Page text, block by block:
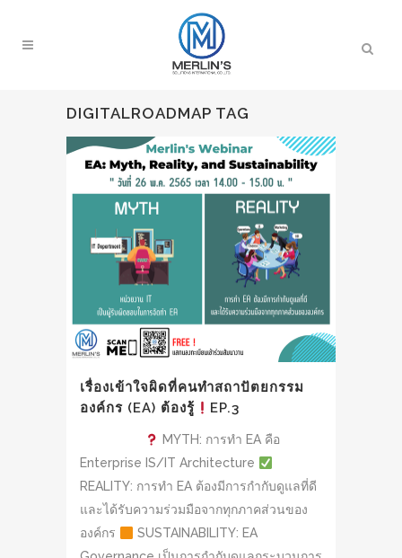
DIGITALROADMAP TAG
เรื่องเข้าใจผิดที่คนทำสถาปัตยกรรม
องค์กร (EA) ต้องรู้
EP.3
MYTH: การทำ EA คือ
Enterprise IS/IT Architecture
REALITY: การทำ EA ต้องมีการกำกับดูแลที่ดี
และได้รับความร่วมมือจากทุกภาคส่วนของ
องค์กร
SUSTAINABILITY: EA